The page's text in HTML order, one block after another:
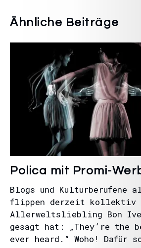
Ähnliche Beiträge
Polica mit Promi-
Blogs und Kulturberufene
flippen derzeit kollektiv
Allerweltsliebling Bon
gesagt hat: „They’re the
ever heard.“ Woho! Dafür